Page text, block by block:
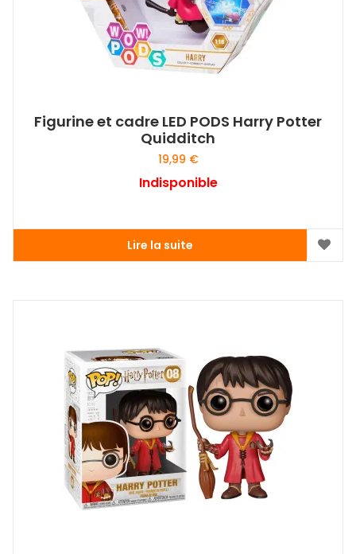
Figurine et cadre LED PODS Harry Potter
Quidditch
19,99 €
Indisponible
Lire la suite